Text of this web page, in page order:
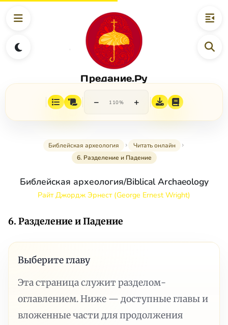
Предание.Ру
− 110% +
Библейская археология
Читать онлайн
6. Разделение и Падение
Библейская археология/Biblical Archaeology
Райт Джордж Эрнест (George Ernest Wright)
6. Разделение и Падение
Выберите главу
Эта страница служит разделом-
оглавлением. Ниже — доступные главы и
вложенные части для продолжения